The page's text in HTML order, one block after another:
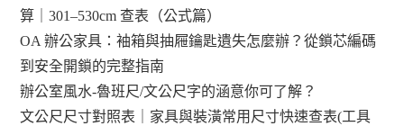
算｜301–530cm 查表（公式篇）
OA 辦公家具：袖箱與抽屜鑰匙遺失怎麼辦？從鎖芯編碼
到安全開鎖的完整指南
辦公室風水-魯班尺/文公尺字的涵意你可了解？
文公尺尺寸對照表｜家具與裝潢常用尺寸快速查表(工具